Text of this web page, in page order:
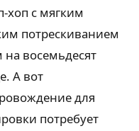
хоп с мягким
потрескиванием
восемьдесят
А вот
для
потребует